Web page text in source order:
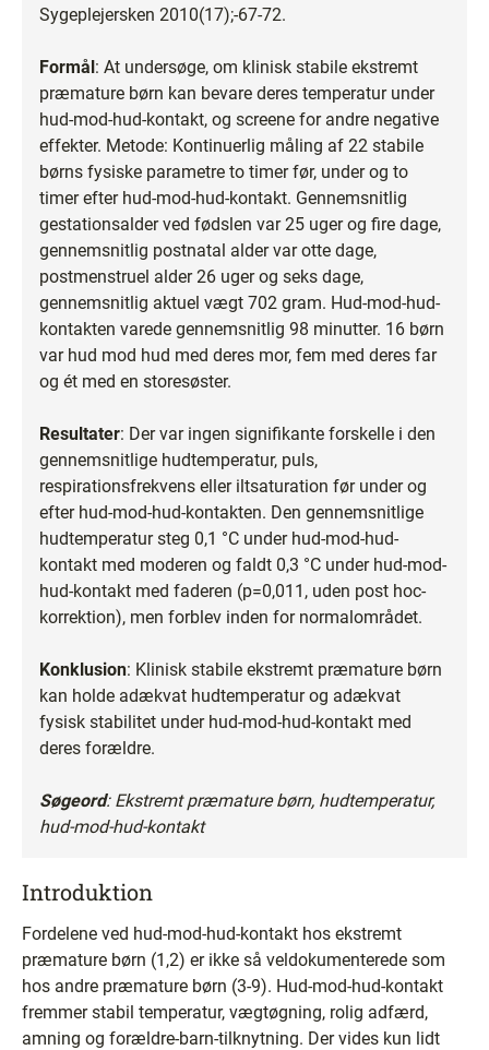
Sygeplejersken 2010(17);-67-72.
Formål: At undersøge, om klinisk stabile ekstremt
præmature børn kan bevare deres temperatur under
hud-mod-hud-kontakt, og screene for andre negative
effekter. Metode: Kontinuerlig måling af 22 stabile
børns fysiske parametre to timer før, under og to
timer efter hud-mod-hud-kontakt. Gennemsnitlig
gestationsalder ved fødslen var 25 uger og fire dage,
gennemsnitlig postnatal alder var otte dage,
postmenstruel alder 26 uger og seks dage,
gennemsnitlig aktuel vægt 702 gram. Hud-mod-hud-
kontakten varede gennemsnitlig 98 minutter. 16 børn
var hud mod hud med deres mor, fem med deres far
og ét med en storesøster.
Resultater: Der var ingen signifikante forskelle i den
gennemsnitlige hudtemperatur, puls,
respirationsfrekvens eller iltsaturation før under og
efter hud-mod-hud-kontakten. Den gennemsnitlige
hudtemperatur steg 0,1 °C under hud-mod-hud-
kontakt med moderen og faldt 0,3 °C under hud-mod-
hud-kontakt med faderen (p=0,011, uden post hoc-
korrektion), men forblev inden for normalområdet.
Konklusion: Klinisk stabile ekstremt præmature børn
kan holde adækvat hudtemperatur og adækvat
fysisk stabilitet under hud-mod-hud-kontakt med
deres forældre.
Søgeord: Ekstremt præmature børn, hudtemperatur,
hud-mod-hud-kontakt
Introduktion
Fordelene ved hud-mod-hud-kontakt hos ekstremt
præmature børn (1,2) er ikke så veldokumenterede som
hos andre præmature børn (3-9). Hud-mod-hud-kontakt
fremmer stabil temperatur, vægtøgning, rolig adfærd,
amning og forældre-barn-tilknytning. Der vides kun lidt